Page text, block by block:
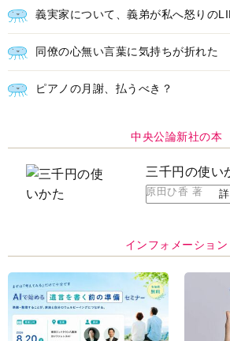
義実家について、義弟が私へ怒りの
同僚の心無い言葉に気持ちが折れた
ピアノの月謝、払うべき？
中央公論新社の本
三千円の使い
原田ひ香 著
インフォメーション